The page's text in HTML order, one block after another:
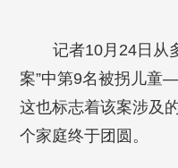
记者10月24日从
案”中第9名被拐儿童
这也标志着该案涉及
个家庭终于团圆。